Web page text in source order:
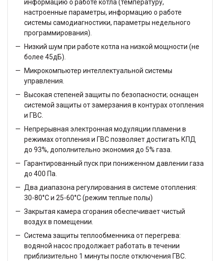
информацию о работе котла (температуру,
настроенные параметры, информацию о работе
системы самодиагностики, параметры недельного
программирования).
Низкий шум при работе котла на низкой мощности (не
более 45дБ).
Микрокомпьютер интеллектуальной системы
управления.
Высокая степеней защиты по безопасности; оснащен
системой защиты от замерзания в контурах отопления
и ГВС.
Непрерывная электронная модуляции пламени в
режимах отопления и ГВС позволяет достигать КПД
до 93%, дополнительно экономия до 5% газа.
Гарантированный пуск при пониженном давлении газа
до 400 Па.
Два диапазона регулирования в системе отопления:
30-80°C и 25-60°С (режим теплые полы)
Закрытая камера сгорания обеспечивает чистый
воздух в помещении.
Система защиты теплообменника от перегрева:
водяной насос продолжает работать в течении
приблизительно 1 минуты после отключения ГВС.